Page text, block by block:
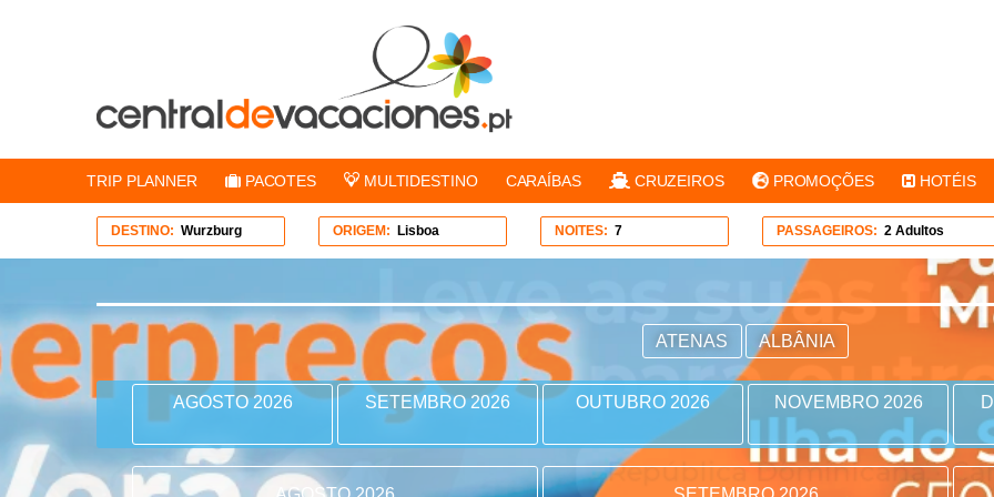
TRIP PLANNER PACOTES MULTIDESTINO CARAÍBAS CRUZEIROS PROMOÇÕES HOTÉIS
DESTINO: Wurzburg ORIGEM: Lisboa NOITES: 7 PASSAGEIROS: 2 Adultos
ATENAS ALBÂNIA
AGOSTO 2026 SETEMBRO 2026 OUTUBRO 2026 NOVEMBRO 2026